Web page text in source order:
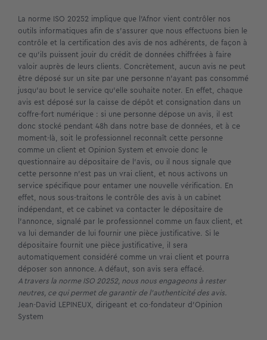
La norme ISO 20252 implique que l’Afnor vient contrôler nos
outils informatiques afin de s’assurer que nous effectuons bien le
contrôle et la certification des avis de nos adhérents, de façon à
ce qu’ils puissent jouir du crédit de données chiffrées à faire
valoir auprès de leurs clients. Concrètement, aucun avis ne peut
être déposé sur un site par une personne n’ayant pas consommé
jusqu’au bout le service qu’elle souhaite noter. En effet, chaque
avis est déposé sur la caisse de dépôt et consignation dans un
coffre-fort numérique : si une personne dépose un avis, il est
donc stocké pendant 48h dans notre base de données, et à ce
moment-là, soit le professionnel reconnaît cette personne
comme un client et Opinion System et envoie donc le
questionnaire au dépositaire de l’avis, ou il nous signale que
cette personne n’est pas un vrai client, et nous activons un
service spécifique pour entamer une nouvelle vérification. En
effet, nous sous-traitons le contrôle des avis à un cabinet
indépendant, et ce cabinet va contacter le dépositaire de
l’annonce, signalé par le professionnel comme un faux client, et
va lui demander de lui fournir une pièce justificative. Si le
dépositaire fournit une pièce justificative, il sera
automatiquement considéré comme un vrai client et pourra
déposer son annonce. A défaut, son avis sera effacé.
A travers la norme ISO 20252, nous nous engageons à rester
neutres, ce qui permet de garantir de l’authenticité des avis.
Jean-David LEPINEUX, dirigeant et co-fondateur d’Opinion
System